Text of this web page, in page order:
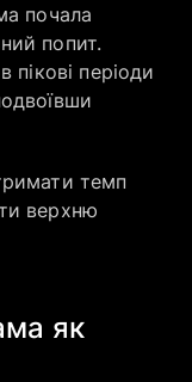
почала
попит.
пікові періоди
темп
верхню
як